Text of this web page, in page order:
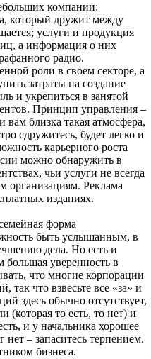
компании:
который дружит между
услуги и продукция
а информация о них
радио.
роли в своем секторе, а
затраты на создание
и укрепиться в занятой
Принцип управления –
близка такая атмосфера,
сдружитесь, будет легко и
карьерного роста
можно обнаружить в
чьи услуги не всегда
организациям. Реклама
изданиях.
форма
быть услышанным, в
дела. Но есть и
уверенность в
что многие корпорации
так что взвесьте все «за» и
здесь обычно отсутствует,
(которая то есть, то нет) и
и у начальника хорошее
– запаситесь терпением.
бизнеса.